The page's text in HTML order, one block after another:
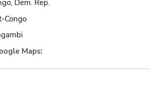
Dem. Rep.
Congo
Maps: